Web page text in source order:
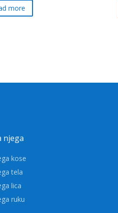
more
njega
kose
tela
lica
ruku